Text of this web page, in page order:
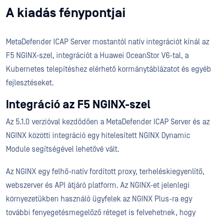
A kiadás fénypontjai
MetaDefender ICAP Server mostantól natív integrációt kínál az
F5 NGINX-szel, integrációt a Huawei OceanStor V6-tal, a
Kubernetes telepítéshez elérhető kormánytáblázatot és egyéb
fejlesztéseket.
Integráció az F5 NGINX-szel
Az 5.1.0 verzióval kezdődően a MetaDefender ICAP Server és az
NGINX közötti integráció egy hitelesített NGINX Dynamic
Module segítségével lehetővé vált.
Az NGINX egy felhő-natív fordított proxy, terheléskiegyenlítő,
webszerver és API átjáró platform. Az NGINX-et jelenlegi
környezetükben használó ügyfelek az NGINX Plus-ra egy
további fenyegetésmegelőző réteget is felvehetnek, hogy